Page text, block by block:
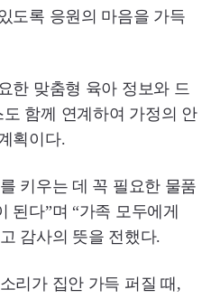
도록 응원의 마음을 가득
한 맞춤형 육아 정보와 드
함께 연계하여 가정의 안
획이다.
키우는 데 꼭 필요한 물품
된다”며 “가족 모두에게
감사의 뜻을 전했다.
리가 집안 가득 퍼질 때,